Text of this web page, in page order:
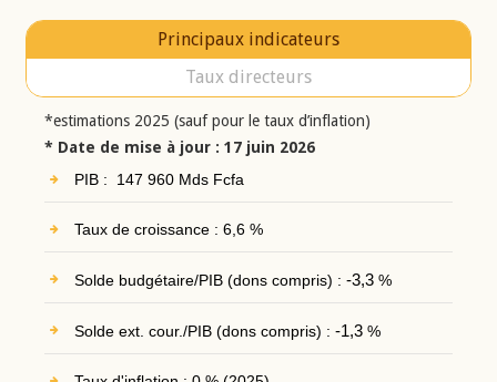
Principaux indicateurs
Taux directeurs
*estimations 2025 (sauf pour le taux d’inflation)
* Date de mise à jour : 17 juin 2026
PIB : 147 960 Mds Fcfa
Taux de croissance : 6,6 %
Solde budgétaire/PIB (dons compris) : -3,3%
Solde ext. cour./PIB (dons compris) : -1,3%